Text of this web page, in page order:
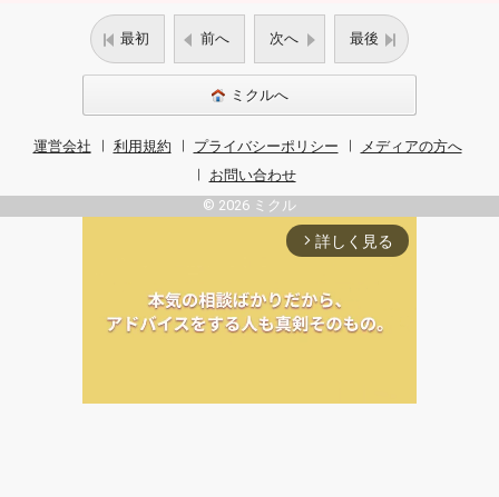
最初 前へ 次へ 最後
ミクルへ
運営会社 利用規約 プライバシーポリシー
メディアの方へ
お問い合わせ
© 2026 ミクル
arrow_forward_ios 詳しく見る